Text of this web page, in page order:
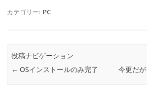
カテゴリー: PC
投稿ナビゲーション
← OSインストールのみ完了 今更だ